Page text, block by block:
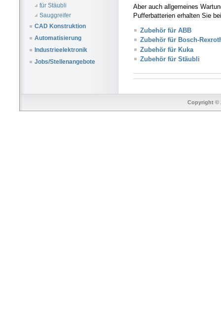
für Stäubli
Sauggreifer
CAD Konstruktion
Automatisierung
Industrieelektronik
Jobs/Stellenangebote
Aber auch allgemeines
Pufferbatterien erhalten Sie
Zubehör für ABB
Zubehör für Bosch-
Zubehör für Kuka
Zubehör für Stäubli
Copyright ©